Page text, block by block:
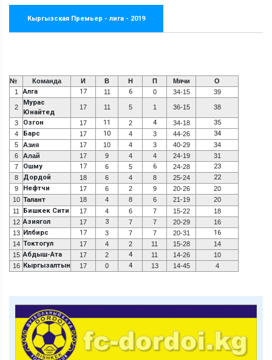
Кыргызская Премьер - лига - 2019
№ Команда И В Н П Мячи
О
1
Алга 17 11 6 0 34-15 39
2
Мурас
Юнайтед
17 11 5 1 36-15 38
3 Озгон 17 11 2 4 34-18 35
4 Барс 17 10 4 3 44-26 34
5 Азия 17 10 4 3 40-29
34
6
Алай 17 9 4 4 24-19
31
7
Ошму 17 6 5 6 24-28 23
8 Дордой 18 6 4 8 25-24 22
9 Нефтчи 17 6 2 9 20-26
20
10 Талант 18 4 8 6 21-19
20
11
Бишкек Сити 17 4 6 7 15-22
18
12 Азиягол 17 3 7 7 20-29
16
13 Илбирс 17 3 7 7 20-31 16
14 Токтогул 17 4 2 11 15-28
14
15 Абдыш-Ата 17 2 4 11 14-26
10
16 Кыргызалтын 17 0 4 13 14-45 4